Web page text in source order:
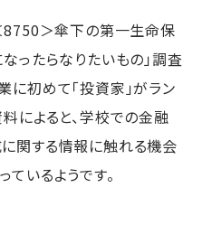
8750＞傘下の第一生命保
ったらなりたいもの」調査
に初めて「投資家」がラン
によると、学校での金融
関する情報に触れる機会
いるようです。